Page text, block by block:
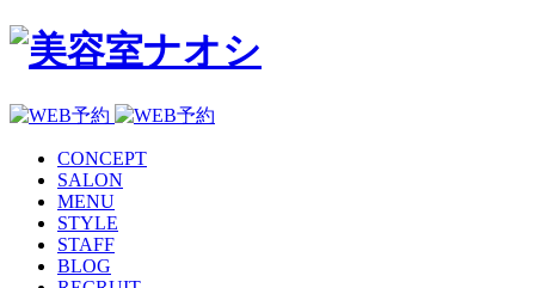
CONCEPT
SALON
MENU
STYLE
STAFF
BLOG